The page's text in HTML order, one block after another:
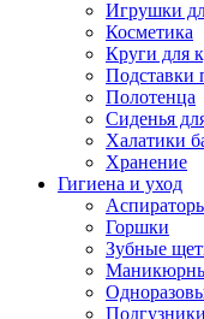
Игрушки
Косметика
Круги для
Подставки
Полотенца
Сиденья
Халатики
Хранение
Гигиена и уход
Горшки
Зубные
Подгузники